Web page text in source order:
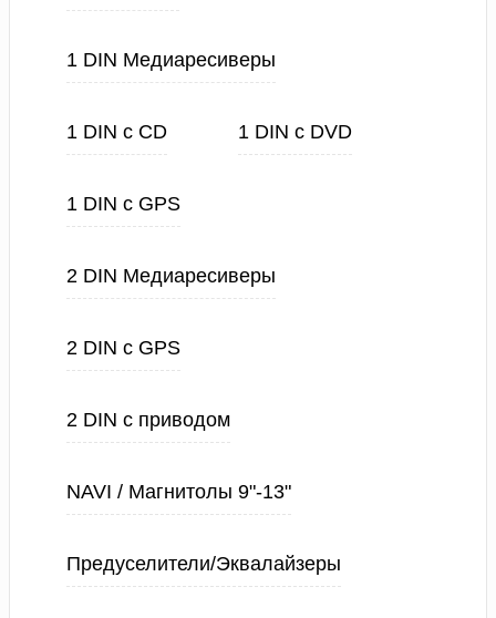
1 DIN Медиаресиверы
1 DIN с CD 1 DIN с DVD
1 DIN с GPS
2 DIN Медиаресиверы
2 DIN с GPS
2 DIN с приводом
NAVI / Магнитолы 9"-13"
Предуселители/Эквалайзеры